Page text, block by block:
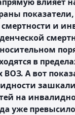
и
в
ВОЗ. А вот
на
уже